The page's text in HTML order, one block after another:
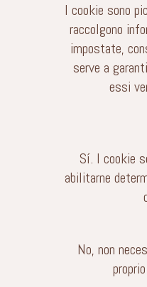
I cookie sono
raccolgono
impostate,
serve a
essi
Sí. I cookie
abilitarne
No, non